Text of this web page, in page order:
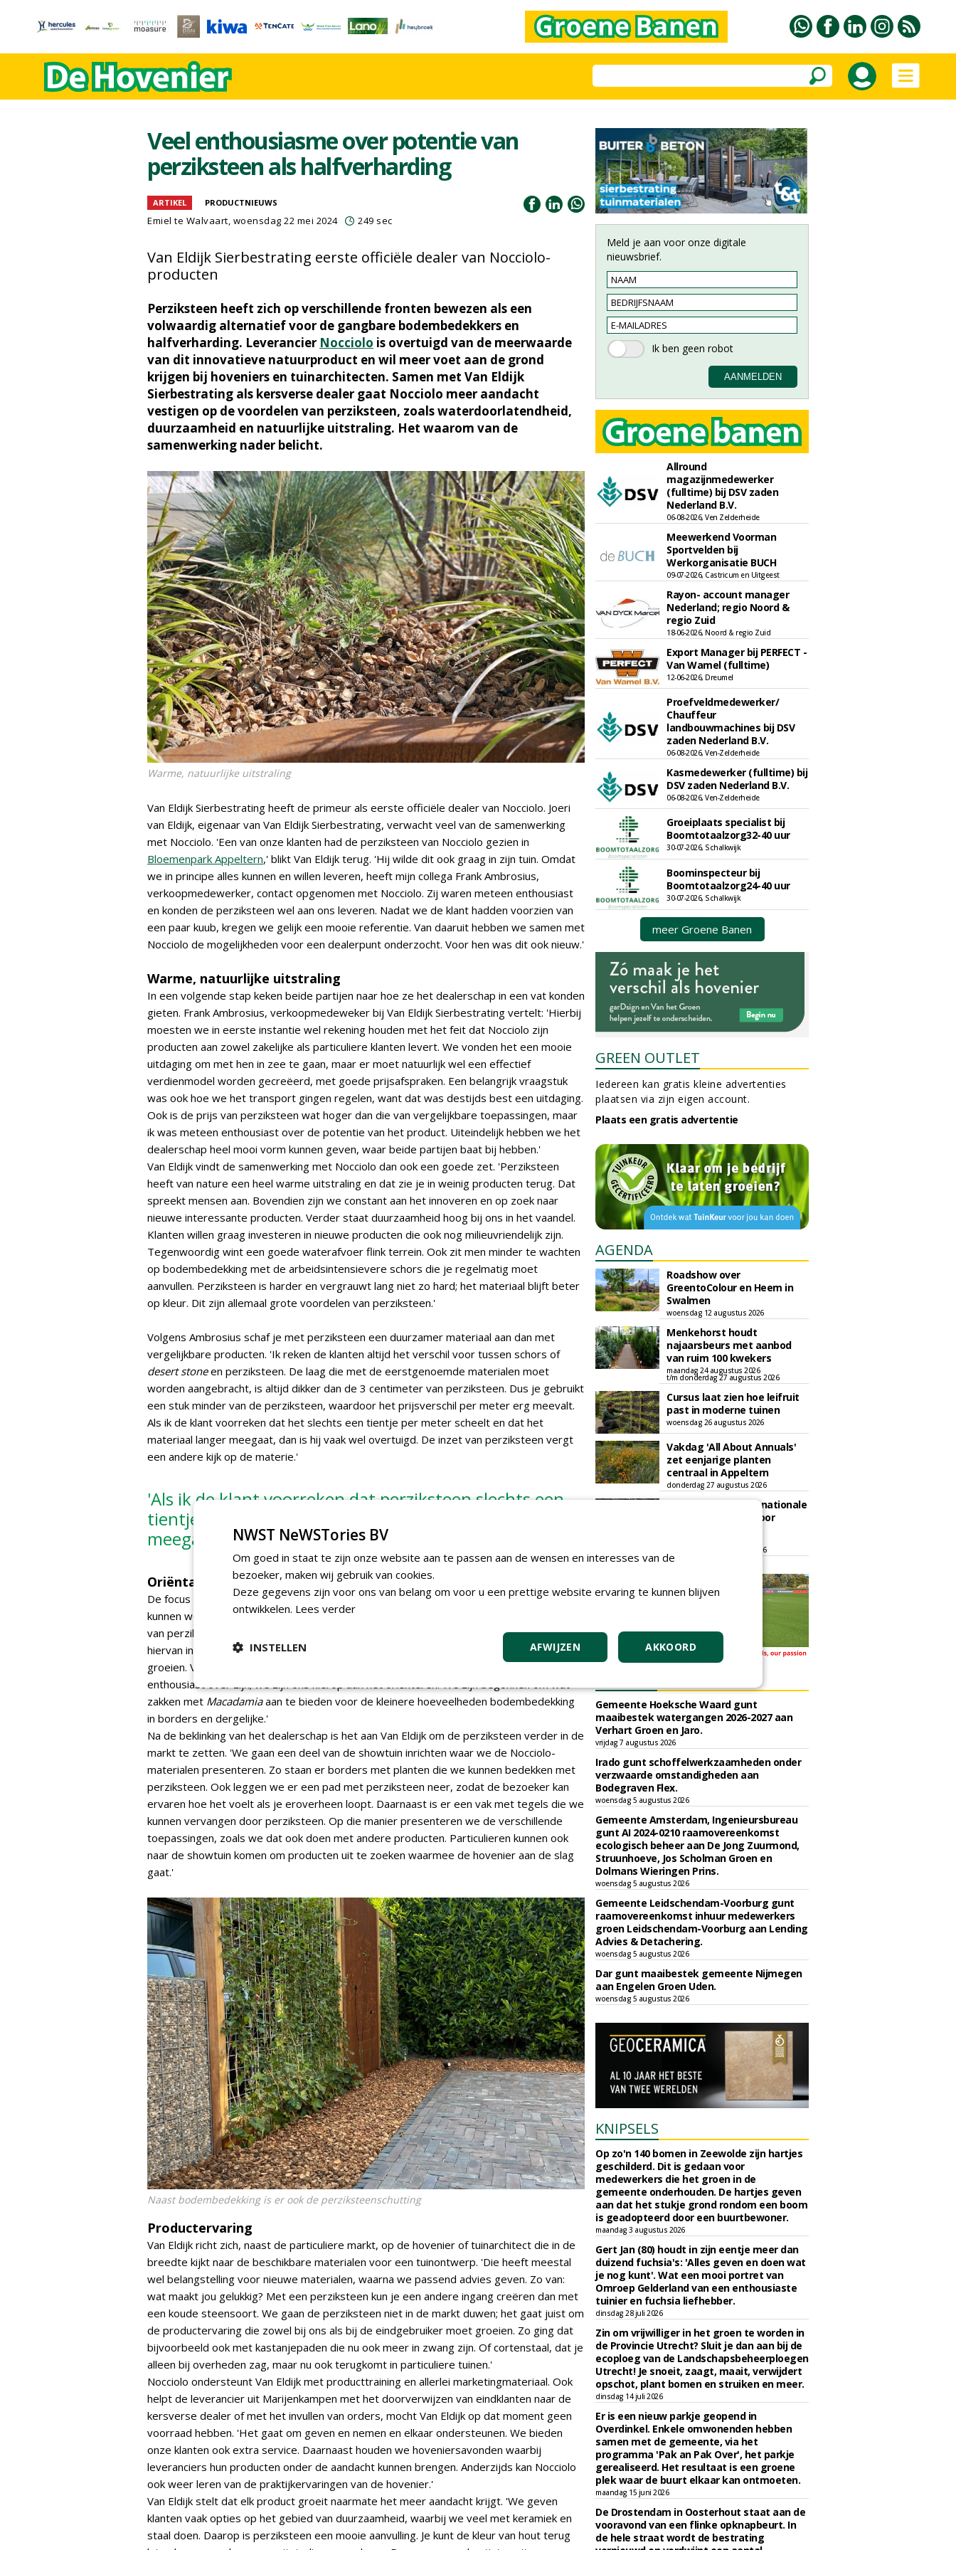
Veel enthousiasme over potentie van
perziksteen als halfverharding
ARTIKEL PRODUCTNIEUWS
Emiel te Walvaart, woensdag 22 mei 2024 249 sec
Van Eldijk Sierbestrating eerste officiële dealer van Nocciolo-
producten
Perziksteen heeft zich op verschillende fronten bewezen als een
volwaardig alternatief voor de gangbare bodembedekkers en
halfverharding. Leverancier Nocciolo is overtuigd van de meerwaarde
van dit innovatieve natuurproduct en wil meer voet aan de grond
krijgen bij hoveniers en tuinarchitecten. Samen met Van Eldijk
Sierbestrating als kersverse dealer gaat Nocciolo meer aandacht
vestigen op de voordelen van perziksteen, zoals waterdoorlatendheid,
duurzaamheid en natuurlijke uitstraling. Het waarom van de
samenwerking nader belicht.
Warme, natuurlijke uitstraling
Van Eldijk Sierbestrating heeft de primeur als eerste officiële dealer van Nocciolo. Joeri
van Eldijk, eigenaar van Van Eldijk Sierbestrating, verwacht veel van de samenwerking
met Nocciolo. 'Een van onze klanten had de perziksteen van Nocciolo gezien in
Bloemenpark Appeltern,' blikt Van Eldijk terug. 'Hij wilde dit ook graag in zijn tuin. Omdat
we in principe alles kunnen en willen leveren, heeft mijn collega Frank Ambrosius,
verkoopmedewerker, contact opgenomen met Nocciolo. Zij waren meteen enthousiast
en konden de perziksteen wel aan ons leveren. Nadat we de klant hadden voorzien van
een paar kuub, kregen we gelijk een mooie referentie. Van daaruit hebben we samen met
Nocciolo de mogelijkheden voor een dealerpunt onderzocht. Voor hen was dit ook nieuw.'
Warme, natuurlijke uitstraling
In een volgende stap keken beide partijen naar hoe ze het dealerschap in een vat konden
gieten. Frank Ambrosius, verkoopmedeweker bij Van Eldijk Sierbestrating vertelt: 'Hierbij
moesten we in eerste instantie wel rekening houden met het feit dat Nocciolo zijn
producten aan zowel zakelijke als particuliere klanten levert. We vonden het een mooie
uitdaging om met hen in zee te gaan, maar er moet natuurlijk wel een effectief
verdienmodel worden gecreëerd, met goede prijsafspraken. Een belangrijk vraagstuk
was ook hoe we het transport gingen regelen, want dat was destijds best een uitdaging.
Ook is de prijs van perziksteen wat hoger dan die van vergelijkbare toepassingen, maar
ik was meteen enthousiast over de potentie van het product. Uiteindelijk hebben we het
dealerschap heel mooi vorm kunnen geven, waar beide partijen baat bij hebben.'
Van Eldijk vindt de samenwerking met Nocciolo dan ook een goede zet. 'Perziksteen
heeft van nature een heel warme uitstraling en dat zie je in weinig producten terug. Dat
spreekt mensen aan. Bovendien zijn we constant aan het innoveren en op zoek naar
nieuwe interessante producten. Verder staat duurzaamheid hoog bij ons in het vaandel.
Klanten willen graag investeren in nieuwe producten die ook nog milieuvriendelijk zijn.
Tegenwoordig wint een goede waterafvoer flink terrein. Ook zit men minder te wachten
op bodembedekking met de arbeidsintensievere schors die je regelmatig moet
aanvullen. Perziksteen is harder en vergrauwt lang niet zo hard; het materiaal blijft beter
op kleur. Dit zijn allemaal grote voordelen van perziksteen.'
Volgens Ambrosius schaf je met perziksteen een duurzamer materiaal aan dan met
vergelijkbare producten. 'Ik reken de klanten altijd het verschil voor tussen schors of
desert stoneen perziksteen. De laag die met de eerstgenoemde materialen moet
worden aangebracht, is altijd dikker dan de 3 centimeter van perziksteen. Dus je gebruikt
een stuk minder van de perziksteen, waardoor het prijsverschil per meter erg meevalt.
Als ik de klant voorreken dat het slechts een tientje per meter scheelt en dat het
materiaal langer meegaat, dan is hij vaak wel overtuigd. De inzet van perziksteen vergt
een andere kijk op de materie.'
'Als ik de klant voorreken dat perziksteen slechts een
tientje per meter scheelt en dat het materiaal langer
meegaat, dan is hij vaak wel overtuigd'
Oriëntatie opMacadamia
De focus van Van Eldijk in het dealerschap zal vooral op de perziksteen liggen. 'In principe
kunnen we als dealer alle producten van Nocciolo voeren. Naast de verschillende vormen
van perziksteen, kunnen we ook de perziksteenschutting leveren. We hebben een demo
hiervan in onze showtuin staan, waar we leuke reacties op krijgen. Dit moet echter nog
groeien. Verder is
enthousiast over zijn; we zijn ons hierop aan het oriënteren. We zijn begonnen om wat
zakken met Macadamiaaan te bieden voor de kleinere hoeveelheden bodembedekking
in borders en dergelijke.'
Na de beklinking van het dealerschap is het aan Van Eldijk om de perziksteen verder in de
markt te zetten. 'We gaan een deel van de showtuin inrichten waar we de Nocciolo-
materialen presenteren. Zo staan er borders met planten die we kunnen bedekken met
perziksteen. Ook leggen we er een pad met perziksteen neer, zodat de bezoeker kan
ervaren hoe het voelt als je eroverheen loopt. Daarnaast is er een vak met tegels die we
kunnen vervangen door perziksteen. Op die manier presenteren we de verschillende
toepassingen, zoals we dat ook doen met andere producten. Particulieren kunnen ook
naar de showtuin komen om producten uit te zoeken waarmee de hovenier aan de slag
gaat.'
Naast bodembedekking is er ook de perziksteenschutting
Productervaring
Van Eldijk richt zich, naast de particuliere markt, op de hovenier of tuinarchitect die in de
breedte kijkt naar de beschikbare materialen voor een tuinontwerp. 'Die heeft meestal
wel belangstelling voor nieuwe materialen, waarna we passend advies geven. Zo van:
wat maakt jou gelukkig? Met een perziksteen kun je een andere ingang creëren dan met
een koude steensoort. We gaan de perziksteen niet in de markt duwen; het gaat juist om
de productervaring die zowel bij ons als bij de eindgebruiker moet groeien. Zo ging dat
bijvoorbeeld ook met kastanjepaden die nu ook meer in zwang zijn. Of cortenstaal, dat je
alleen bij overheden zag, maar nu ook terugkomt in particuliere tuinen.'
Nocciolo ondersteunt Van Eldijk met producttraining en allerlei marketingmateriaal. Ook
helpt de leverancier uit Marijenkampen met het doorverwijzen van eindklanten naar de
kersverse dealer of met het invullen van orders, mocht Van Eldijk op dat moment geen
voorraad hebben. 'Het gaat om geven en nemen en elkaar ondersteunen. We bieden
onze klanten ook extra service. Daarnaast houden we hoveniersavonden waarbij
leveranciers hun producten onder de aandacht kunnen brengen. Anderzijds kan Nocciolo
ook weer leren van de praktijkervaringen van de hovenier.'
Van Eldijk stelt dat elk product groeit naarmate het meer aandacht krijgt. 'We geven
klanten vaak opties op het gebied van duurzaamheid, waarbij we veel met keramiek en
staal doen. Daarop is perziksteen een mooie aanvulling. Je kunt de kleur van hout terug
Meld je aan voor onze digitale
nieuwsbrief.
Allround
magazijnmedewerker
(fulltime) bij DSV zaden
Nederland B.V.
06-08-2026, Ven Zelderheide
Meewerkend Voorman
Sportvelden bij
Werkorganisatie BUCH
09-07-2026, Castricum en Uitgeest
Rayon- account manager
Nederland; regio Noord &
regio Zuid
18-06-2026, Noord & regio Zuid
Export Manager bij PERFECT -
Van Wamel (fulltime)
12-06-2026, Dreumel
Proefveldmedewerker/
Chauffeur
landbouwmachines bij DSV
zaden Nederland B.V.
06-08-2026, Ven-Zelderheide
Kasmedewerker (fulltime) bij
DSV zaden Nederland B.V.
06-08-2026, Ven-Zelderheide
Groeiplaats specialist bij
Boomtotaalzorg32-40 uur
30-07-2026, Schalkwijk
Boominspecteur bij
Boomtotaalzorg24-40 uur
30-07-2026, Schalkwijk
meer Groene Banen
GREEN OUTLET
Iedereen kan gratis kleine advertenties
plaatsen via zijn eigen account.
Plaats een gratis advertentie
AGENDA
Roadshow over
GreentoColour en Heem in
Swalmen
woensdag 12 augustus 2026
Menkehorst houdt
najaarsbeurs met aanbod
van ruim 100 kwekers
maandag 24 augustus 2026
t/m donderdag 27 augustus 2026
Cursus laat zien hoe leifruit
past in moderne tuinen
woensdag 26 augustus 2026
Vakdag 'All About Annuals'
zet eenjarige planten
centraal in Appeltern
donderdag 27 augustus 2026
GaLaBau 2026: internationale
ontmoetingsplek voor
t/m vrijdag 18 september 2026
Gemeente Hoeksche Waard gunt
maaibestek watergangen 2026-2027 aan
Verhart Groen en Jaro.
vrijdag 7 augustus 2026
Irado gunt schoffelwerkzaamheden onder
verzwaarde omstandigheden aan
Bodegraven Flex.
woensdag 5 augustus 2026
Gemeente Amsterdam, Ingenieursbureau
gunt AI 2024-0210 raamovereenkomst
ecologisch beheer aan De Jong Zuurmond,
Struunhoeve, Jos Scholman Groen en
Dolmans Wieringen Prins.
woensdag 5 augustus 2026
Gemeente Leidschendam-Voorburg gunt
raamovereenkomst inhuur medewerkers
groen Leidschendam-Voorburg aan Lending
Advies & Detachering.
woensdag 5 augustus 2026
Dar gunt maaibestek gemeente Nijmegen
aan Engelen Groen Uden.
woensdag 5 augustus 2026
KNIPSELS
Op zo'n 140 bomen in Zeewolde zijn hartjes
geschilderd. Dit is gedaan voor
medewerkers die het groen in de
gemeente onderhouden. De hartjes geven
aan dat het stukje grond rondom een boom
is geadopteerd door een buurtbewoner.
maandag 3 augustus 2026
Gert Jan (80) houdt in zijn eentje meer dan
duizend fuchsia's: 'Alles geven en doen wat
je nog kunt'. Wat een mooi portret van
Omroep Gelderland van een enthousiaste
tuinier en fuchsia liefhebber.
dinsdag 28 juli 2026
Zin om vrijwilliger in het groen te worden in
de Provincie Utrecht? Sluit je dan aan bij de
ecoploeg van de Landschapsbeheerploegen
Utrecht! Je snoeit, zaagt, maait, verwijdert
opschot, plant bomen en struiken en meer.
dinsdag 14 juli 2026
Er is een nieuw parkje geopend in
Overdinkel. Enkele omwonenden hebben
samen met de gemeente, via het
programma 'Pak an Pak Over', het parkje
gerealiseerd. Het resultaat is een groene
plek waar de buurt elkaar kan ontmoeten.
maandag 15 juni 2026
De Drostendam in Oosterhout staat aan de
vooravond van een flinke opknapbeurt. In
de hele straat wordt de bestrating
NWST NeWSTories BV
Om goed in staat te zijn onze website aan te passen aan de wensen en interesses van de
bezoeker, maken wij gebruik van cookies.
Deze gegevens zijn voor ons van belang om voor u een prettige website ervaring te kunnen blijven
ontwikkelen. Lees verder
AKKOORD
AFWIJZEN
INSTELLEN